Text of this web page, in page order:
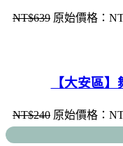
NT$639 原始價格：
【大安區
NT$240 原始價格：